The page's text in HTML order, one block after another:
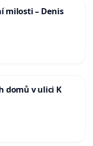
milosti – Denis
domů v ulici K